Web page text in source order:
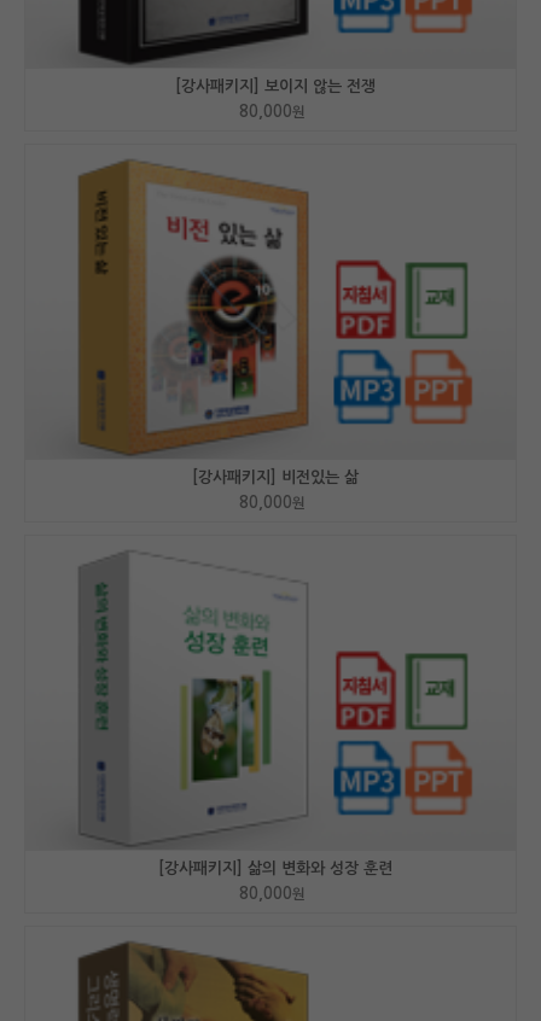
[강사패키지] 보이지 않는 전쟁
80,000원
[강사패키지] 비전있는 삶
80,000원
[강사패키지] 삶의 변화와 성장 훈련
80,000원